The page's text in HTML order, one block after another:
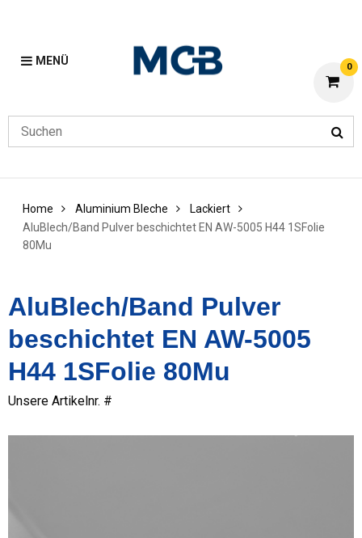
MENÜ 0
Home Aluminium Bleche
Lackiert
AluBlech/Band Pulver beschichtet EN AW-5005 H44 1SFolie
80Mu
AluBlech/Band Pulver
beschichtet EN AW-5005
H44 1SFolie 80Mu
Unsere Artikelnr. #